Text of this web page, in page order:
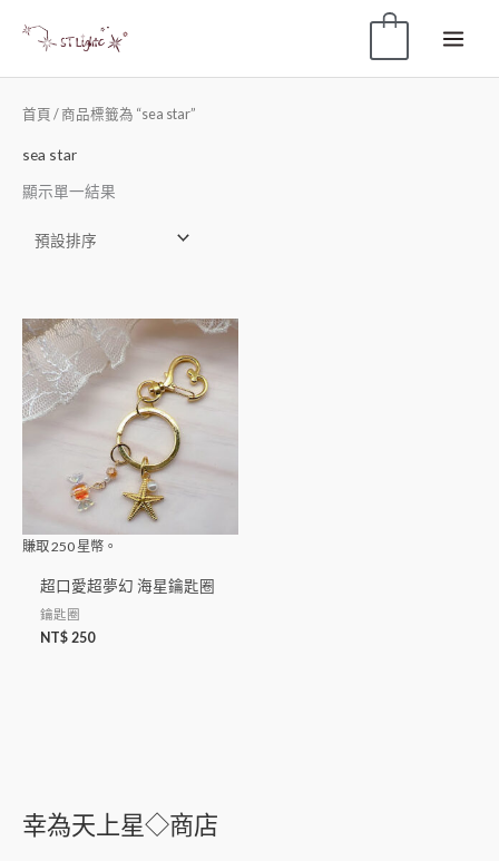
幸為天上星◇商店
首頁 / 商品標籤為 “sea star”
sea star
顯示單一結果
賺取250 星幣。
超口愛超夢幻 海星鑰匙圈
鑰匙圈
NT$ 250